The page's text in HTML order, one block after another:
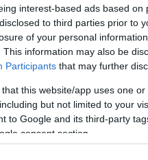
interest-based ads based
to third parties prior to
of your personal
This information may also be
Participants that may further
that this website/app uses one
but not limited to your
to Google and its third-party
consent section.
του
του και
Φράιμπουργκ
στον τελικό